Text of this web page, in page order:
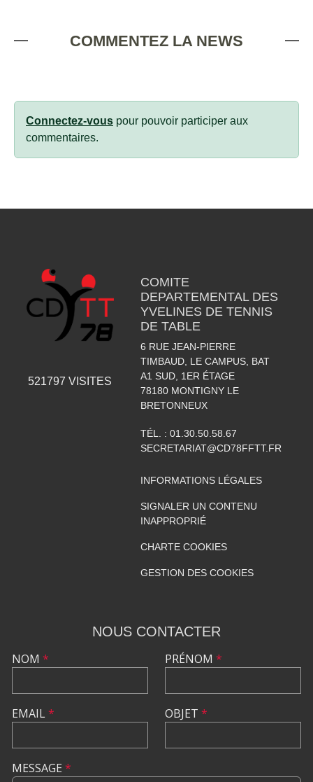
COMMENTEZ LA NEWS
Connectez-vous pour pouvoir participer aux
commentaires.
521797 VISITES
COMITE
DEPARTEMENTAL DES
YVELINES DE TENNIS
DE TABLE
6 RUE JEAN-PIERRE
TIMBAUD, LE CAMPUS, BAT
A1 SUD, 1ER ÉTAGE
78180 MONTIGNY LE
BRETONNEUX
TÉL. : 01.30.50.58.67
SECRETARIAT@CD78FFTT.FR
INFORMATIONS LÉGALES
SIGNALER UN CONTENU
INAPPROPRIÉ
CHARTE COOKIES
GESTION DES COOKIES
NOUS CONTACTER
NOM *
EMAIL*
PRÉNOM *
OBJET *
MESSAGE *